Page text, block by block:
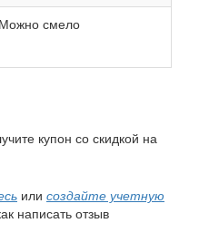
смело
купон со скидкой на
или создайте учетную
написать отзыв